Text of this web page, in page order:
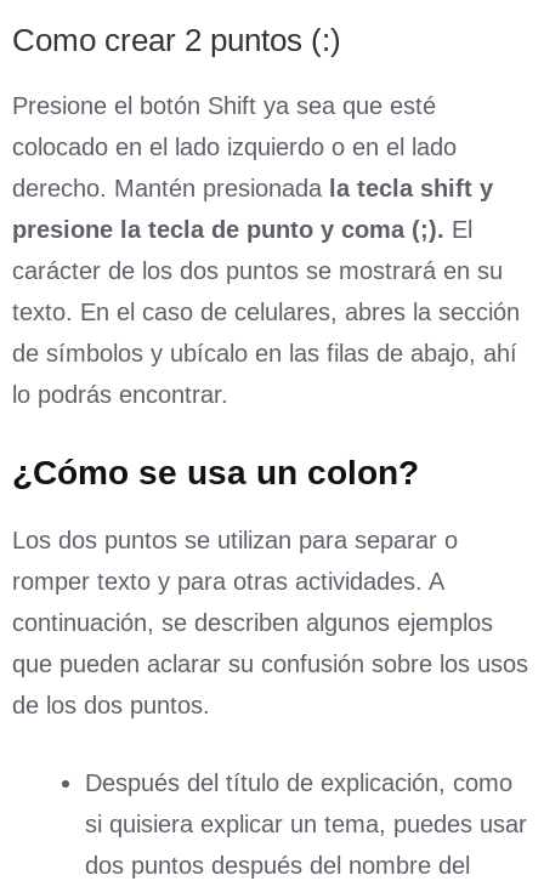
Como crear 2 puntos (:)
Presione el botón Shift ya sea que esté
colocado en el lado izquierdo o en el lado
derecho. Mantén presionada la tecla shift y
presione la tecla de punto y coma (;). El
carácter de los dos puntos se mostrará en su
texto. En el caso de celulares, abres la sección
de símbolos y ubícalo en las filas de abajo, ahí
lo podrás encontrar.
¿Cómo se usa un colon?
Los dos puntos se utilizan para separar o
romper texto y para otras actividades. A
continuación, se describen algunos ejemplos
que pueden aclarar su confusión sobre los usos
de los dos puntos.
Después del título de explicación, como
si quisiera explicar un tema, puedes usar
dos puntos después del nombre del